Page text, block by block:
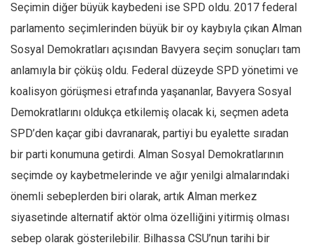
Seçimin diğer büyük kaybedeni ise SPD oldu. 2017 federal
parlamento seçimlerinden büyük bir oy kaybıyla çıkan Alman
Sosyal Demokratları açısından Bavyera seçim sonuçları tam
anlamıyla bir çöküş oldu. Federal düzeyde SPD yönetimi ve
koalisyon görüşmesi etrafında yaşananlar, Bavyera Sosyal
Demokratlarını oldukça etkilemiş olacak ki, seçmen adeta
SPD’den kaçar gibi davranarak, partiyi bu eyalette sıradan
bir parti konumuna getirdi. Alman Sosyal Demokratlarının
seçimde oy kaybetmelerinde ve ağır yenilgi almalarındaki
önemli sebeplerden biri olarak, artık Alman merkez
siyasetinde alternatif aktör olma özelliğini yitirmiş olması
sebep olarak gösterilebilir. Bilhassa CSU’nun tarihi bir